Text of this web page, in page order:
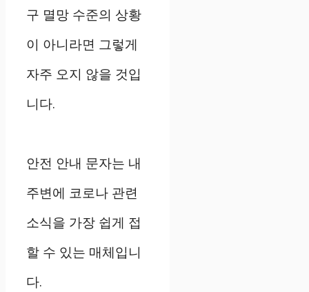
구 멸망 수준의 상황
이 아니라면 그렇게
자주 오지 않을 것입
니다.
안전 안내 문자는 내
주변에 코로나 관련
소식을 가장 쉽게 접
할 수 있는 매체입니
다.